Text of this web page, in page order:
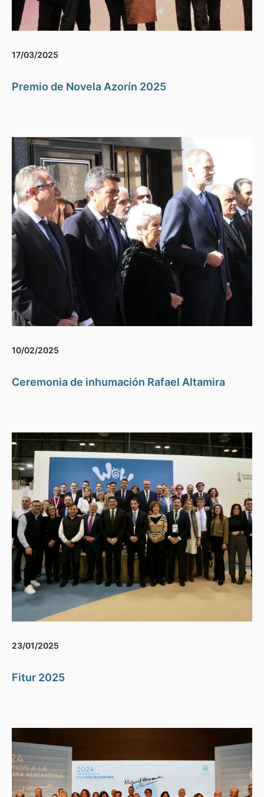
17/03/2025
Premio de Novela Azorín 2025
10/02/2025
Ceremonia de inhumación Rafael Altamira
23/01/2025
Fitur 2025